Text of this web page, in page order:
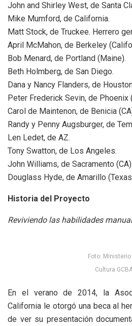
John and Shirley West, de Santa
Mike Mumford, de California.
Matt Stock, de Truckee. Herrero
April McMahon, de Berkeley
Bob Menard, de Portland (Maine).
Beth Holmberg, de San Diego.
Dana y Nancy Flanders, de
Peter Frederick Sevin, de Phoenix
Carol de Maintenon, de Benicia
Randy y Penny Augsburger, de
Len Ledet, de AZ.
Tony Swatton, de Los Angeles.
John Williams, de Sacramento (CA).
Douglass Hyde, de Amarillo
Historia del Proyecto
Reviviendo las habilidades
Foto:
Cultura
En el verano de 2014, la
California le otorgó una beca al
de ver su presentación